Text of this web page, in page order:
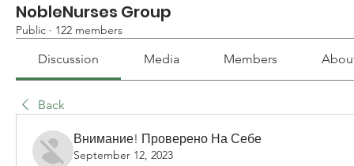
NobleNurses Group
Public · 122 members
Discussion Media Members
Back
Внимание! Проверено На Себе
September 12, 2023